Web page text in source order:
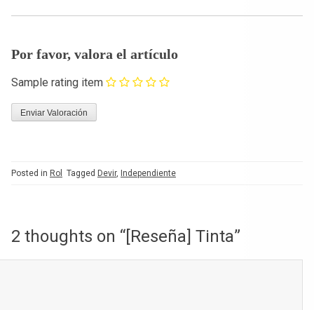
Por favor, valora el artículo
Sample rating item
Posted in Rol Tagged Devir, Independiente
2 thoughts on “[Reseña] Tinta”